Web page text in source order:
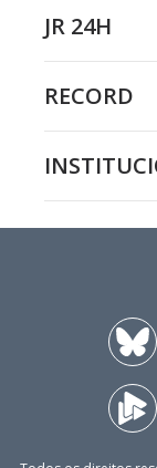
JR 24H
RECORD